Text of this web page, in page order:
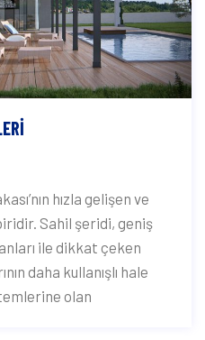
hızla gelişen ve
Sahil şeridi, geniş
ile dikkat çeken
daha kullanışlı hale
olan